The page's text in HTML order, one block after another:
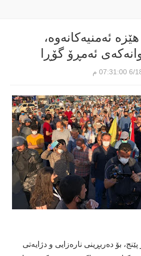
ئەمنیەكانەوە،
ئەمڕۆ گۆڕا
م
بۆ دەربڕینی نارەزایی و دژایەتی